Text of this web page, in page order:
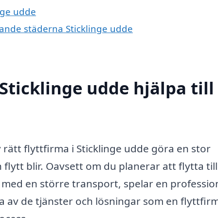
udde
städerna Sticklinge udde
udde hjälpa till
flyttfirma i Sticklinge udde göra en stor
blir. Oavsett om du planerar att flytta
en större transport, spelar en
de tjänster och lösningar som en